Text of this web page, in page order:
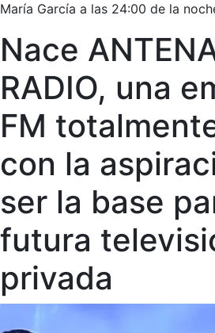
María García a las 24:00 de la
Nace
RADIO, una
FM
con la
ser la base
futura
privada